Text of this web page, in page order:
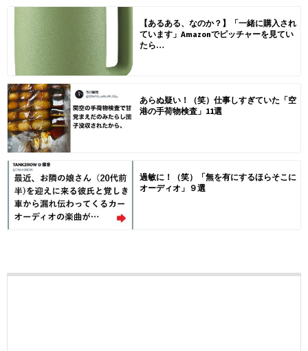
【あるある、なのか？】「一緒に購入され
ています」Amazonでピッチャーを見てい
たら…
あらぬ疑い！（笑）仕事しすぎていた「空
港の手荷物検査」11選
過敏に！（笑）「無を有にするほらそこに
オーディオ」９選